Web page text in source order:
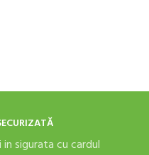
sigurata cu cardul